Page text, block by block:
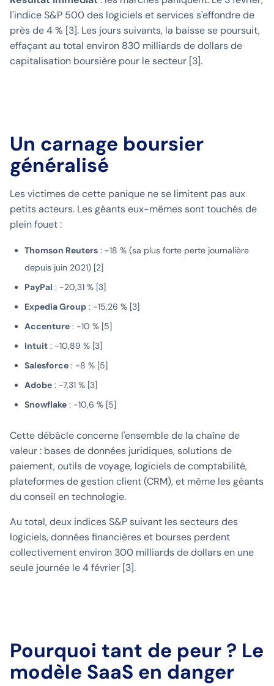
l'indice S&P 500 des logiciels et services s'effondre de
près de 4 % [3]. Les jours suivants, la baisse se poursuit,
effaçant au total environ 830 milliards de dollars de
capitalisation boursière pour le secteur [3].
Un carnage boursier
généralisé
Les victimes de cette panique ne se limitent pas aux
petits acteurs. Les géants eux-mêmes sont touchés de
plein fouet :
Thomson Reuters : -18 % (sa plus forte perte journalière
depuis juin 2021) [2]
PayPal : -20,31 % [3]
Expedia Group : -15,26 % [3]
Accenture : -10 % [5]
Intuit : -10,89 % [3]
Salesforce : -8 % [5]
Adobe : -7,31 % [3]
Snowflake : -10,6 % [5]
Cette débâcle concerne l'ensemble de la chaîne de
valeur : bases de données juridiques, solutions de
paiement, outils de voyage, logiciels de comptabilité,
plateformes de gestion client (CRM), et même les géants
du conseil en technologie.
Au total, deux indices S&P suivant les secteurs des
logiciels, données financières et bourses perdent
collectivement environ 300 milliards de dollars en une
seule journée le 4 février [3].
Pourquoi tant de peur ? Le
modèle SaaS en danger